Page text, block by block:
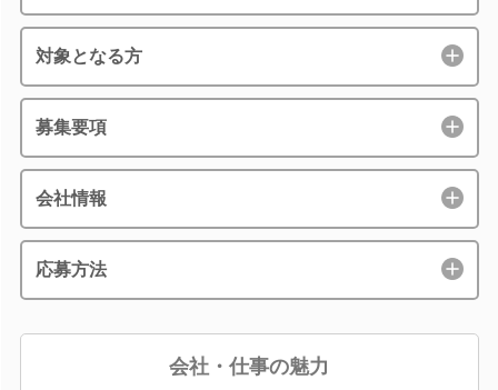
対象となる方
募集要項
会社情報
応募方法
会社・仕事の魅力